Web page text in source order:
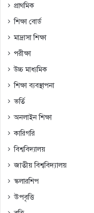
প্রাথমিক
শিক্ষা বোর্ড
মাদ্রাসা শিক্ষা
পরীক্ষা
উচ্চ মাধ্যমিক
শিক্ষা ব্যবস্থাপনা
ভর্তি
অনলাইন শিক্ষা
কারিগরি
বিশ্ববিদ্যালয়
জাতীয় বিশ্ববিদ্যালয়
স্কলারশিপ
উপবৃত্তি